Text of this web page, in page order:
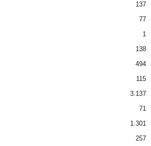
137
77
1
138
494
115
3.137
71
1.301
257